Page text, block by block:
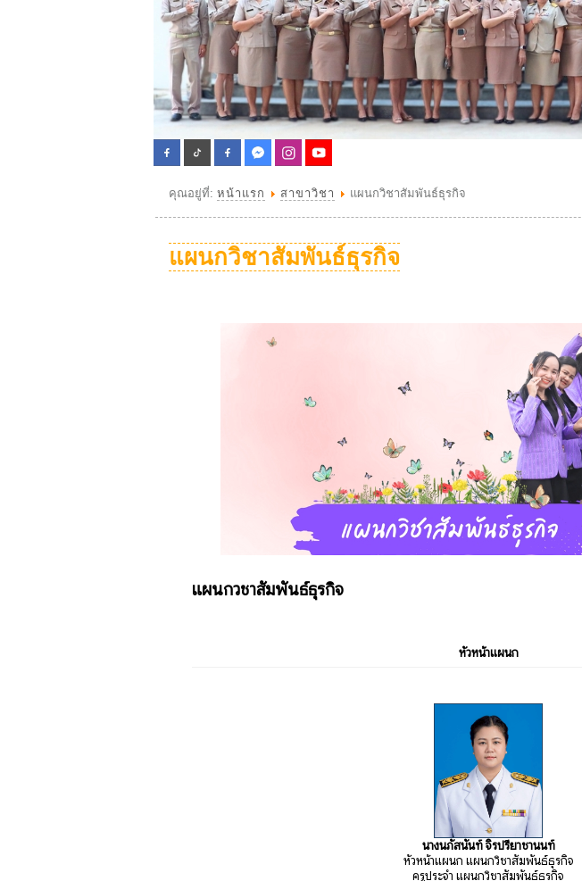
คุณอยู่ที่: หน้าแรก สาขาวิชา แผนกวิชาสัมพันธ์ธุรกิจ
แผนกวิชาสัมพันธ์ธุรกิจ